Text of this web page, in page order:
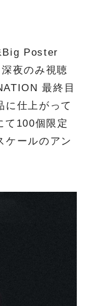
Big Poster
夜のみ視聴
最終目
に仕上がって
て100個限定
ケールのアン